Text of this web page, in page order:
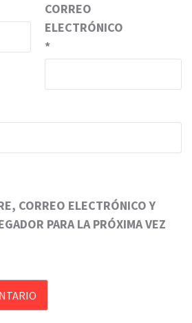
CORREO
ELECTRÓNICO
*
CORREO ELECTRÓNICO Y
PARA LA PRÓXIMA VEZ